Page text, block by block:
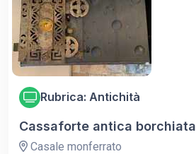
Rubrica: Antichità
Cassaforte antica borchiata
Casale monferrato